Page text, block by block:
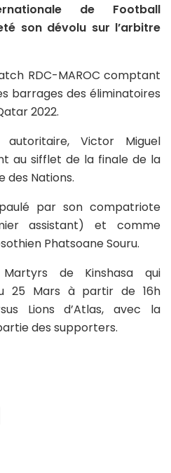
de Football
son dévolu sur l’arbitre
RDC-MAROC comptant
barrages des éliminatoires
2022.
Victor Miguel
au sifflet de la finale de la
des Nations.
par son compatriote
assistant) et comme
Phatsoane Souru.
de Kinshasa qui
25 Mars à partir de 16h
Lions d’Atlas, avec la
des supporters.